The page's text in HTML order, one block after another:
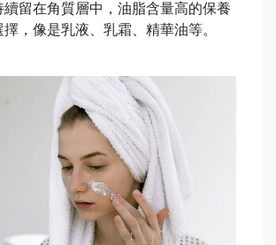
續留在角質層中，油脂含量高的保養
，像是乳液、乳霜、精華油等。